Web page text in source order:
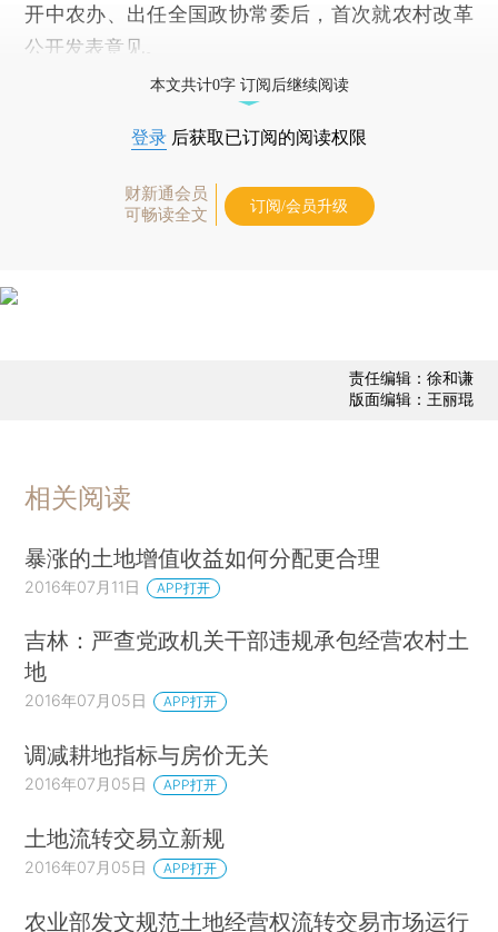
开中农办、出任全国政协常委后，首次就农村改革
公开发表意见。
本文共计0字 订阅后继续阅读
登录 后获取已订阅的阅读权限
财新通会员
可畅读全文
订阅/会员升级
责任编辑：徐和谦
版面编辑：王丽琨
相关阅读
暴涨的土地增值收益如何分配更合理
2016年07月11日 APP打开
吉林：严查党政机关干部违规承包经营农村土
地
2016年07月05日 APP打开
调减耕地指标与房价无关
2016年07月05日 APP打开
土地流转交易立新规
2016年07月05日 APP打开
农业部发文规范土地经营权流转交易市场运行